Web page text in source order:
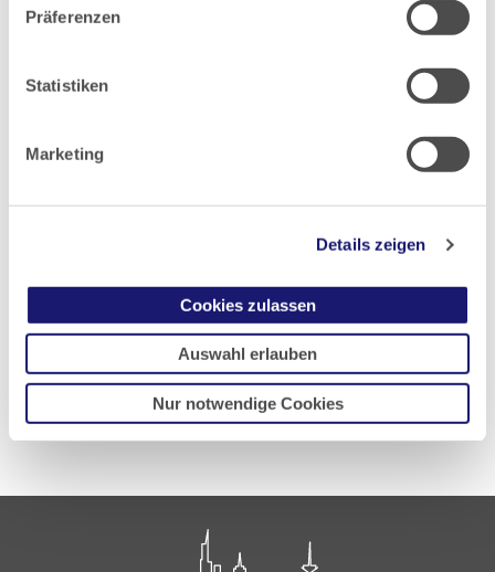
Präferenzen
Statistiken
Marketing
Details zeigen
Cookies zulassen
Auswahl erlauben
Nur notwendige Cookies
Landesärztekammer Hessen
Zurück zur Übersicht